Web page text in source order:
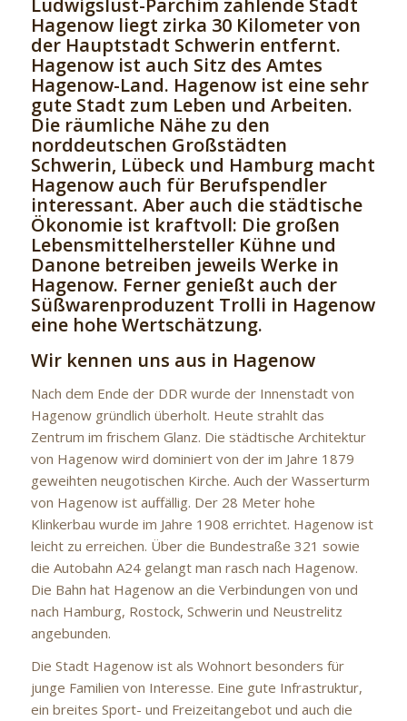
Hagenow liegt zirka 30 Kilometer von
der Hauptstadt Schwerin entfernt.
Hagenow ist auch Sitz des Amtes
Hagenow-Land. Hagenow ist eine sehr
gute Stadt zum Leben und Arbeiten.
Die räumliche Nähe zu den
norddeutschen Großstädten
Schwerin, Lübeck und Hamburg macht
Hagenow auch für Berufspendler
interessant. Aber auch die städtische
Ökonomie ist kraftvoll: Die großen
Lebensmittelhersteller Kühne und
Danone betreiben jeweils Werke in
Hagenow. Ferner genießt auch der
Süßwarenproduzent Trolli in Hagenow
eine hohe Wertschätzung.
Wir kennen uns aus in Hagenow
Nach dem Ende der DDR wurde der Innenstadt von
Hagenow gründlich überholt. Heute strahlt das
Zentrum im frischem Glanz. Die städtische Architektur
von Hagenow wird dominiert von der im Jahre 1879
geweihten neugotischen Kirche. Auch der Wasserturm
von Hagenow ist auffällig. Der 28 Meter hohe
Klinkerbau wurde im Jahre 1908 errichtet. Hagenow ist
leicht zu erreichen. Über die Bundestraße 321 sowie
die Autobahn A24 gelangt man rasch nach Hagenow.
Die Bahn hat Hagenow an die Verbindungen von und
nach Hamburg, Rostock, Schwerin und Neustrelitz
angebunden.
Die Stadt Hagenow ist als Wohnort besonders für
junge Familien von Interesse. Eine gute Infrastruktur,
ein breites Sport- und Freizeitangebot und auch die